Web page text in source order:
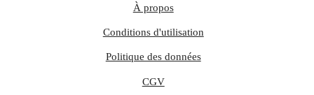
À propos
Conditions d'utilisation
Politique des données
CGV